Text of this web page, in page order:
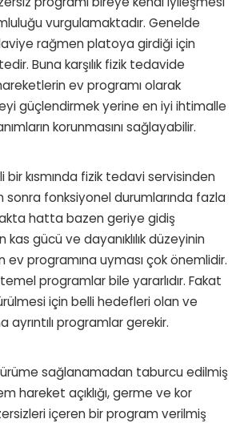
vurgulamaktadır. Genelde
rağmen platoya girdiği için
Buna karşılık fizik tedavide
ev programı olarak
güçlendirmek yerine en iyi ihtimalle
korunmasını sağlayabilir.
bir kısmında fizik tedavi servisinden
fonksiyonel durumlarında fazla
hatta bazen geriye gidiş
kas gücü ve dayanıklılık düzeyinin
ev programına uyması çok önemlidir.
programlar bile yararlıdır. Fakat
için belli hedefleri olan ve
ayrıntılı programlar gerekir.
sağlanamadan taburcu edilmiş
hareket açıklığı, germe ve kor
içeren bir program verilmiş